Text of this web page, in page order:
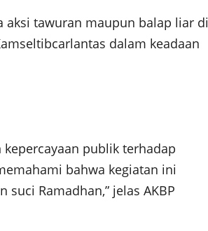
aksi tawuran maupun balap liar di
dalam keadaan
publik terhadap
bahwa kegiatan ini
Ramadhan,” jelas AKBP